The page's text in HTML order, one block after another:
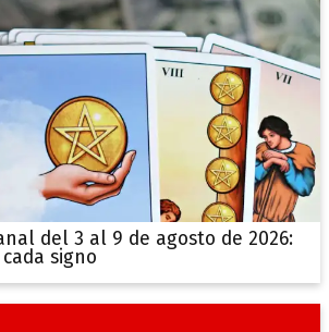
del 3 al 9 de agosto de 2026:
signo